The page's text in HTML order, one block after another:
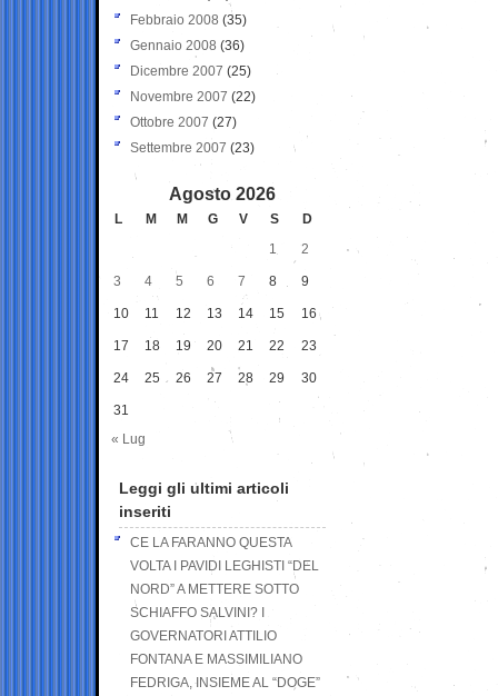
Febbraio 2008 (35)
Gennaio 2008 (36)
Dicembre 2007 (25)
Novembre 2007 (22)
Ottobre 2007 (27)
Settembre 2007 (23)
Agosto 2026
L M M G V S
D
1
2
3 4 5 6 7 8 9
10 11 12 13 14 15 16
17 18 19 20 21 22 23
24 25 26 27 28 29 30
31
« Lug
Leggi gli ultimi articoli
inseriti
CE LA FARANNO QUESTA
VOLTA I PAVIDI LEGHISTI “DEL
NORD” A METTERE SOTTO
SCHIAFFO SALVINI? I
GOVERNATORI ATTILIO
FONTANA E MASSIMILIANO
FEDRIGA, INSIEME AL “DOGE”